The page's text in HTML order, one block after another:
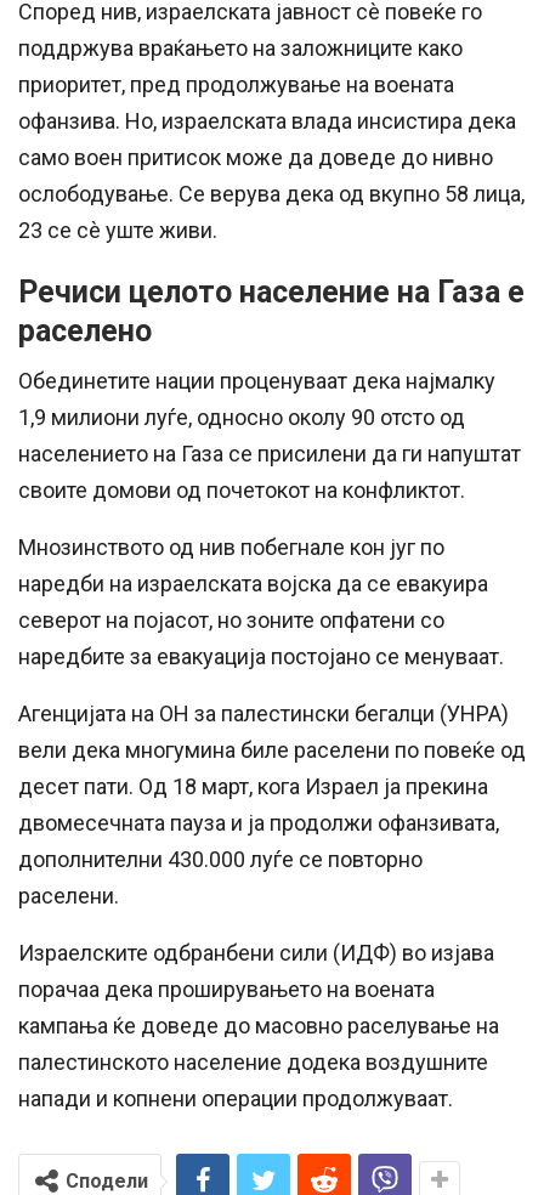
Според нив, израелската јавност сè повеќе го
поддржува враќањето на заложниците како
приоритет, пред продолжување на воената
офанзива. Но, израелската влада инсистира дека
само воен притисок може да доведе до нивно
ослободување. Се верува дека од вкупно 58 лица,
23 се сè уште живи.
Речиси целото население на Газа е
раселено
Обединетите нации проценуваат дека најмалку
1,9 милиони луѓе, односно околу 90 отсто од
населението на Газа се присилени да ги напуштат
своите домови од почетокот на конфликтот.
Мнозинството од нив побегнале кон југ по
наредби на израелската војска да се евакуира
северот на појасот, но зоните опфатени со
наредбите за евакуација постојано се менуваат.
Агенцијата на ОН за палестински бегалци (УНРА)
вели дека многумина биле раселени по повеќе од
десет пати. Од 18 март, кога Израел ја прекина
двомесечната пауза и ја продолжи офанзивата,
дополнителни 430.000 луѓе се повторно
раселени.
Израелските одбранбени сили (ИДФ) во изјава
порачаа дека проширувањето на воената
кампања ќе доведе до масовно раселување на
палестинското население додека воздушните
напади и копнени операции продолжуваат.
Сподели